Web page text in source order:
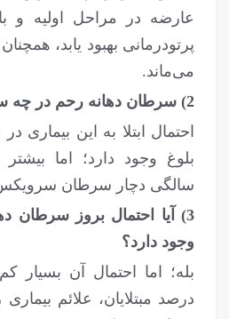
عارضه در مراحل اولیه و
پرتودرمانی بهبود یابد،
می‌ماند.
2) سرطان دهانه رحم در چه سنی رخ می‌دهد؟
احتمال ابتلا به این بیماری
سالگی دچار سرطان
3) آیا احتمال بروز سرطان
وجود دارد؟
درصد مبتلایان، علائم